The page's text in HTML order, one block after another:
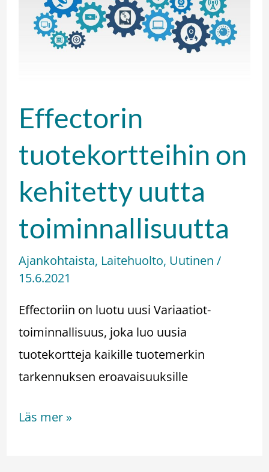
Effectorin
tuotekortteihin on
kehitetty uutta
toiminnallisuutta
Ajankohtaista, Laitehuolto, Uutinen /
15.6.2021
Effectoriin on luotu uusi Variaatiot-
toiminnallisuus, joka luo uusia
tuotekortteja kaikille tuotemerkin
tarkennuksen eroavaisuuksille
kehitetty
Läs mer »